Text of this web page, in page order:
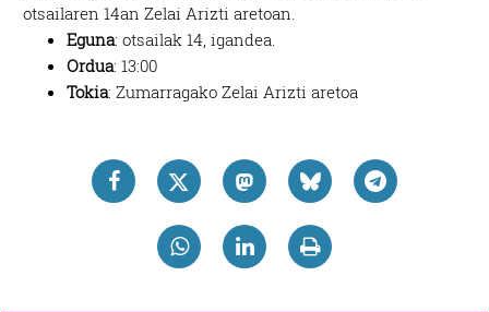
otsailaren 14an Zelai Arizti aretoan.
Eguna: otsailak 14, igandea.
Ordua: 13:00
Tokia: Zumarragako Zelai Arizti aretoa